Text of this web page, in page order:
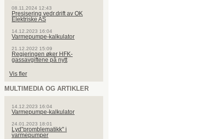
08.11.2024 12:43
Presisering vedr.drift av OK
Elektriske AS
14.12.2023 16:04
Varmepumpe-kalkulator
21.12.2022 15:09
Regjeringen øker HFK-
gassavgiftene på nytt
Vis fler
MULTIMEDIA OG ARTIKLER
14.12.2023 16:04
Varmepumpe-kalkulator
24.01.2023 18:01
Lyd"promblematikk" i
varmepumper